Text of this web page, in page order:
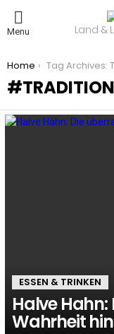
Menu Land &
You are here:
Home Tag Archives: Traditionelle
ESSEN & TRINKEN
Halve
Wahrheit